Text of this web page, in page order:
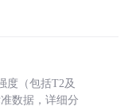
度（包括T2及
数据，详细分